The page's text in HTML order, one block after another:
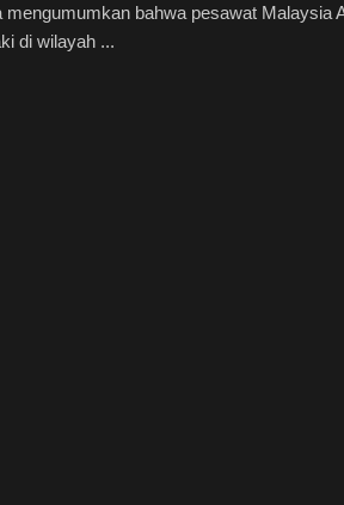
bahwa pesawat Malaysia
di wilayah ...